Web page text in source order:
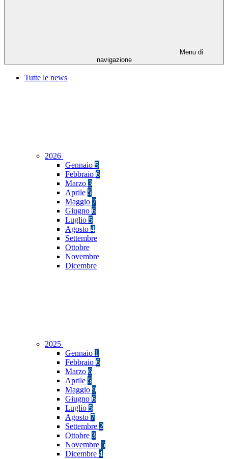
Menu di
navigazione
Tutte le news
2026
Gennaio 5
Febbraio 6
Marzo 3
Aprile 5
Maggio 7
Giugno 6
Luglio 5
Agosto 4
Settembre
Ottobre
Novembre
Dicembre
2025
Gennaio 1
Febbraio 6
Marzo 6
Aprile 5
Maggio 9
Giugno 6
Luglio 5
Agosto 7
Settembre 2
Ottobre 3
Novembre 5
Dicembre 4